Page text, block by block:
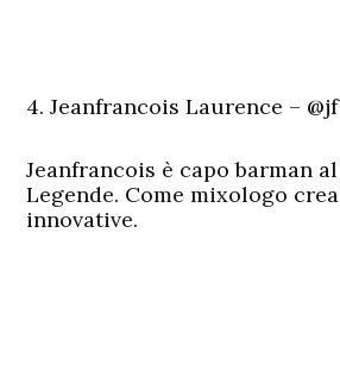
4. Jeanfrancois Laurence –
Jeanfrancois è capo barman
Legende. Come mixologo
innovative.